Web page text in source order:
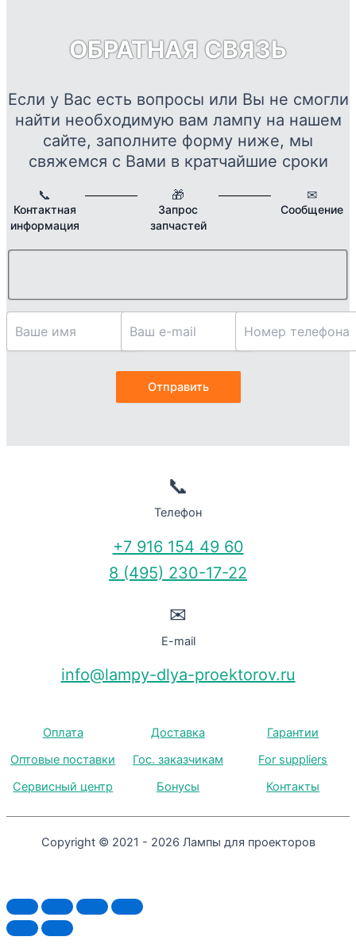
ОБРАТНАЯ СВЯЗЬ
Если у Вас есть вопросы или Вы не смогли
найти необходимую вам лампу на нашем
сайте, заполните форму ниже, мы
свяжемся с Вами в кратчайшие сроки
📞
Контактная
информация
🎁
Запрос
запчастей
✉
Сообщение
📞
Телефон
+7 916 154 49 60
8 (495) 230-17-22
✉
E-mail
info@lampy-dlya-proektorov.ru
Оплата Доставка
Гарантии
Оптовые поставки
Гос. заказчикам
For suppliers
Сервисный центр
Бонусы Контакты
Copyright © 2021 - 2026 Лампы для проекторов